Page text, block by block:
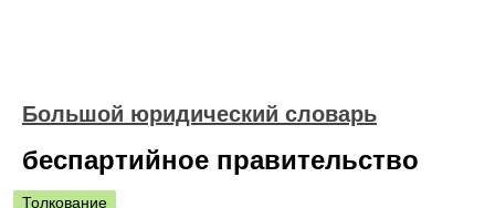
Большой юридический словарь
беспартийное правительство
Толкование